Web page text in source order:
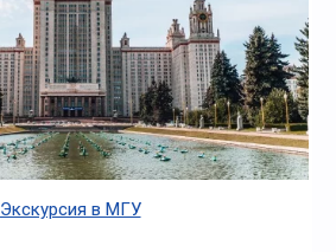
Экскурсия в МГУ